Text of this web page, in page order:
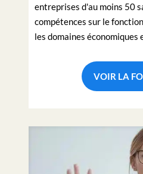
entreprises d'au moins 50
compétences sur le
les domaines économiques
VOIR LA